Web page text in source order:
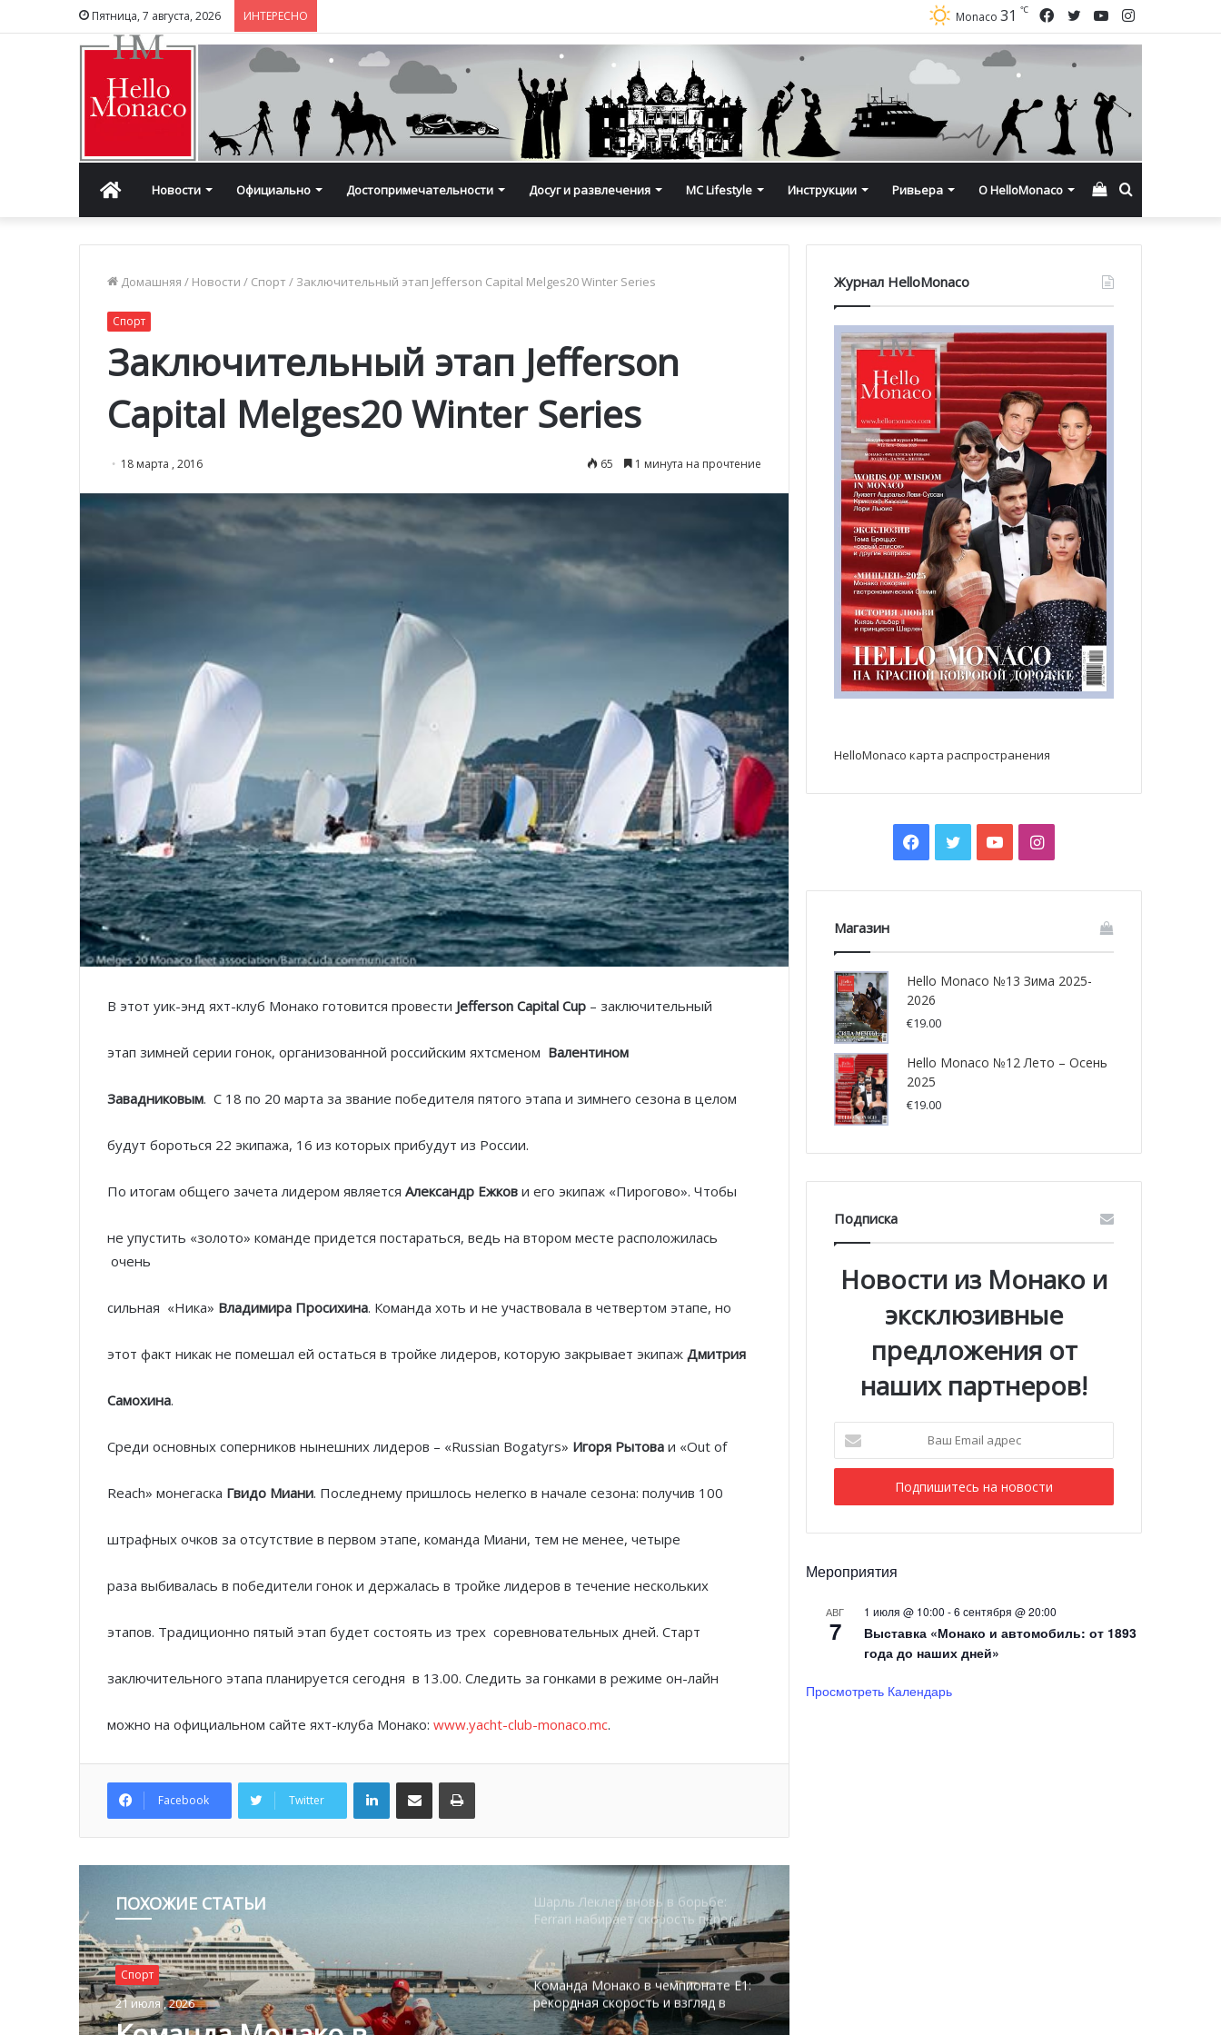
Пятница, 7 августа, 2026 ИНТЕРЕСНО Instagram
YouTube
Twitter
Facebook
Monaco 31 ℃
ГлавнаяНовости Официально Достопримечательности Досуг и развлечения MC Lifestyle Инструкции Ривьера О HelloMonaco Смотреть
корзину
Домашняя / Новости / Спорт / Заключительный этап Jefferson Capital Melges20 Winter Series
Спорт
Заключительный этап Jefferson
Capital Melges20 Winter Series
18 марта , 2016 65 1 минута на прочтение
В этот уик-энд яхт-клуб Монако готовится провести Jefferson Capital Cup – заключительный
этап зимней серии гонок, организованной российским яхтсменом Валентином
Завадниковым. C 18 по 20 марта за звание победителя пятого этапа и зимнего сезона в целом
будут бороться 22 экипажа, 16 из которых прибудут из России.
По итогам общего зачета лидером является Александр Ежков и его экипаж «Пирогово». Чтобы
не упустить «золото» команде придется постараться, ведь на втором месте расположилась
очень
сильная «Ника» Владимира Просихина. Команда хоть и не участвовала в четвертом этапе, но
этот факт никак не помешал ей остаться в тройке лидеров, которую закрывает экипаж Дмитрия
Самохина.
Среди основных соперников нынешних лидеров – «Russian Bogatyrs» Игоря Рытова и «Out of
Reach» монегаска Гвидо Миани. Последнему пришлось нелегко в начале сезона: получив 100
штрафных очков за отсутствие в первом этапе, команда Миани, тем не менее, четыре
раза выбивалась в победители гонок и держалась в тройке лидеров в течение нескольких
этапов. Традиционно пятый этап будет состоять из трех соревновательных дней. Старт
заключительного этапа планируется сегодня в 13.00. Следить за гонками в режиме он-лайн
можно на официальном сайте яхт-клуба Монако: www.yacht-club-monaco.mc.
Facebook Twitter
LinkedInПоделиться по электронной почте Распечатать
ПОХОЖИЕ СТАТЬИ
Спорт
21 июля , 2026
Спорт
20 июля , 2026
От Монте-Карло к Гран-при
запомнился Гран-при Монако
United в женском футболе Монако
Ferrari набирает скорость перед
Команда Монако в чемпионате E1:
рекордная скорость и взгляд в
Шарль Леклер вновь покорил Спа:
Ferrari до последнего боролась с
Mercedes
Журнал HelloMonaco
HelloMonaco карта распространения
Facebook
TwitterYouTubeInstagram
Магазин
Hello Monaco №13 Зима 2025-
2026
€19.00
Hello Monaco №12 Лето – Осень
2025
€19.00
Подписка
Новости из Монако и
эксклюзивные
предложения от
наших партнеров!
Email
адрес
Мероприятия
АВГ
7
1 июля @ 10:00 -6 сентября @ 20:00
Выставка «Монако и автомобиль: от 1893
года до наших дней»
Просмотреть Календарь